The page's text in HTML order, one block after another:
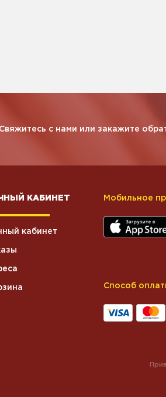
с нами или закажите
КАБИНЕТ
кабинет
Мобильное
Способ